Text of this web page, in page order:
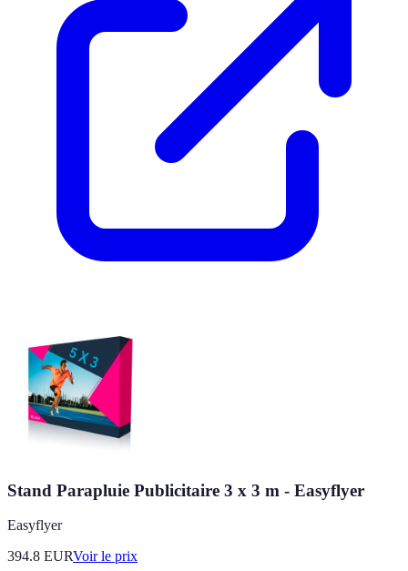
Stand Parapluie Publicitaire 3 x 3 m - Easyflyer
Easyflyer
394.8 EURVoir le prix